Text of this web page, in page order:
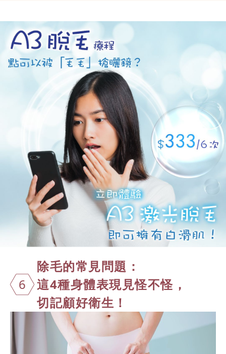
6
除毛的常見問題：
這4種身體表現見怪不怪，
切記顧好衛生！